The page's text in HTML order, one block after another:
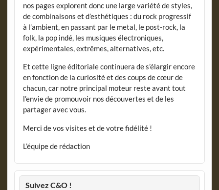
nos pages explorent donc une large variété de styles,
de combinaisons et d’esthétiques : du rock progressif
à l’ambient, en passant par le metal, le post-rock, la
folk, la pop indé, les musiques électroniques,
expérimentales, extrêmes, alternatives, etc.
Et cette ligne éditoriale continuera de s’élargir encore
en fonction de la curiosité et des coups de cœur de
chacun, car notre principal moteur reste avant tout
l’envie de promouvoir nos découvertes et de les
partager avec vous.
Merci de vos visites et de votre fidélité !
L’équipe de rédaction
Suivez C&O !